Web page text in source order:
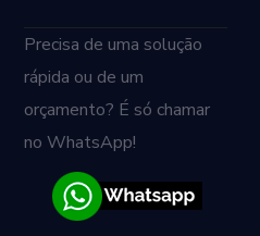
Precisa de uma solução
rápida ou de um
orçamento? É só chamar
no WhatsApp!